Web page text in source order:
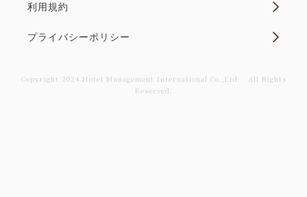
伊豆の恵みを嗜む基本膳 涼味豊か
な「撫子会席」 ＜6月～9月＞
利用規約
プライバシーポリシー
Copyright 2024 Hotel Management International Co.,Ltd． All Rights
Reserved.